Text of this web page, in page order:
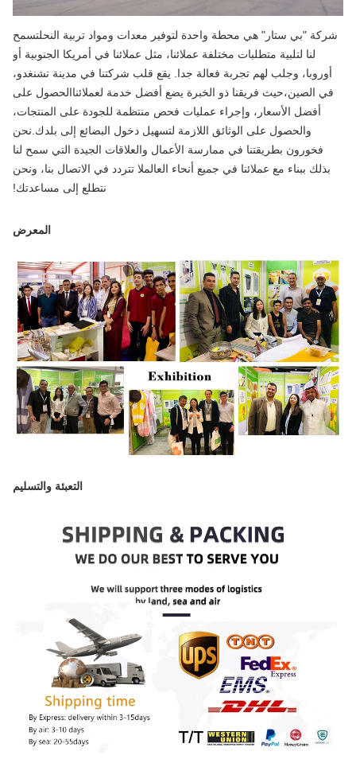
شركة "بي ستار" هي محطة واحدة لتوفير معدات ومواد تربية النحلتسمح
لنا لتلبية متطلبات مختلفة عملائنا، مثل عملائنا في أمريكا الجنوبية أو
أوروبا، وجلب لهم تجربة فعالة جدا. يقع قلب شركتنا في مدينة تشنغدو،
في الصين،حيث فريقنا ذو الخبرة يضع أفضل خدمة لعملائناالحصول على
أفضل الأسعار، وإجراء عمليات فحص منتظمة للجودة على المنتجات،
والحصول على الوثائق اللازمة لتسهيل دخول البضائع إلى بلدك.نحن
فخورون بطريقتنا في ممارسة الأعمال والعلاقات الجيدة التي سمح لنا
بذلك ببناء مع عملائنا في جميع أنحاء العالملا تتردد في الاتصال بنا، ونحن
نتطلع إلى مساعدتك!
المعرض
التعبئة والتسليم